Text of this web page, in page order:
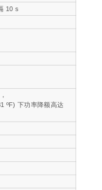
10 s
ºF) 下功率降额高达